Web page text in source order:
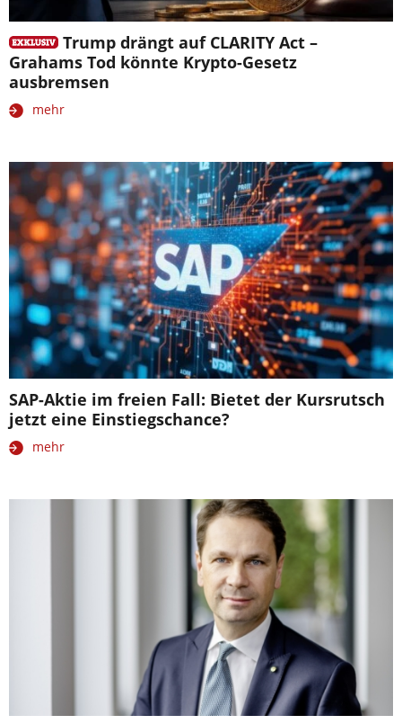
Trump drängt auf CLARITY Act –
Grahams Tod könnte Krypto-Gesetz
ausbremsen
mehr
SAP-Aktie im freien Fall: Bietet der Kursrutsch
jetzt eine Einstiegschance?
mehr